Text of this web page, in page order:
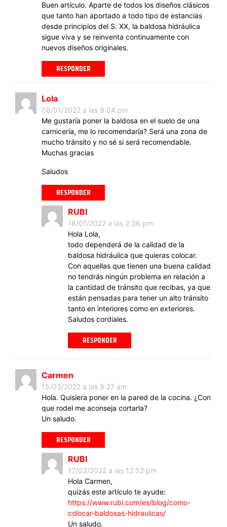
Buen artículo. Aparte de todos los diseños clásicos
que tanto han aportado a todo tipo de estancias
desde principios del S. XX, la baldosa hidráulica
sigue viva y se reinventa continuamente con
nuevos diseños originales.
RESPONDER
Lola
08/01/2022 a las 9:04 pm
Me gustaría poner la baldosa en el suelo de una
carnicería, me lo recomendaría? Será una zona de
mucho tránsito y no sé si será recomendable.
Muchas gracias
Saludos
RESPONDER
RUBI
18/01/2022 a las 2:36 pm
Hola Lola,
todo dependerá de la calidad de la
baldosa hidráulica que quieras colocar.
Con aquellas que tienen una buena calidad
no tendrás ningún problema en relación a
la cantidad de tránsito que recibas, ya que
están pensadas para tener un alto tránsito
tanto en interiores como en exteriores.
Saludos cordiales.
RESPONDER
Carmen
15/03/2022 a las 9:27 am
Hola. Quisiera poner en la pared de la cocina. ¿Con
que rodel me aconseja cortarla?
Un saludo.
RESPONDER
RUBI
17/03/2022 a las 12:52 pm
Hola Carmen,
quizás este artículo te ayude:
https://www.rubi.com/es/blog/como-
colocar-baldosas-hidraulicas/
Un saludo,